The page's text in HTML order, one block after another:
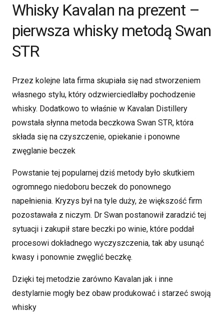
Whisky Kavalan na prezent –
pierwsza whisky metodą Swan
STR
Przez kolejne lata firma skupiała się nad stworzeniem
własnego stylu, który odzwierciedlałby pochodzenie
whisky. Dodatkowo to właśnie w Kavalan Distillery
powstała słynna metoda beczkowa Swan STR, która
składa się na czyszczenie, opiekanie i ponowne
zwęglanie beczek
Powstanie tej popularnej dziś metody było skutkiem
ogromnego niedoboru beczek do ponownego
napełnienia. Kryzys był na tyle duży, że większość firm
pozostawała z niczym. Dr Swan postanowił zaradzić tej
sytuacji i zakupił stare beczki po winie, które poddał
procesowi dokładnego wyczyszczenia, tak aby usunąć
kwasy i ponownie zwęglić beczkę.
Dzięki tej metodzie zarówno Kavalan jak i inne
destylarnie mogły bez obaw produkować i starzeć swoją
whisky